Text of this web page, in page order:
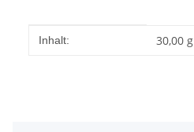
Produkteigenschaft
Wert
Inhalt: 30,00 g